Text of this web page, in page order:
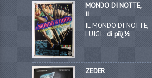
MONDO DI NOTTE,
IL
IL MONDO DI NOTTE,
LUIGI...di piï¿½
ZEDER